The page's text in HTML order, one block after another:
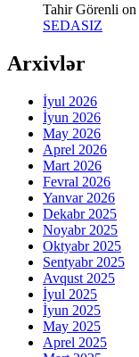
Tahir Görenli on
SEDASIZ
Arxivlər
İyul 2026
İyun 2026
May 2026
Aprel 2026
Mart 2026
Fevral 2026
Yanvar 2026
Dekabr 2025
Noyabr 2025
Oktyabr 2025
Sentyabr 2025
Avqust 2025
İyul 2025
İyun 2025
May 2025
Aprel 2025